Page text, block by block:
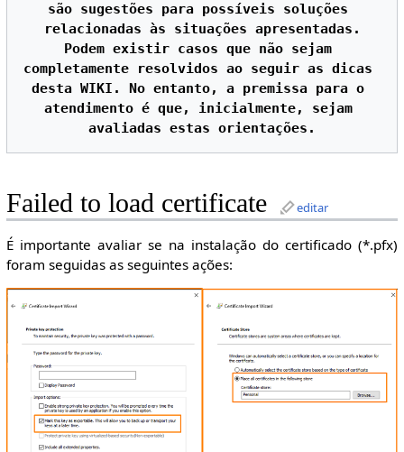
são sugestões para possíveis soluções
relacionadas às situações apresentadas.
Podem existir casos que não sejam
completamente resolvidos ao seguir as dicas
desta WIKI. No entanto, a premissa para o
atendimento é que, inicialmente, sejam
Failed to load certificate editar
É importante avaliar se na instalação do certificado (*.pfx)
foram seguidas as seguintes ações: